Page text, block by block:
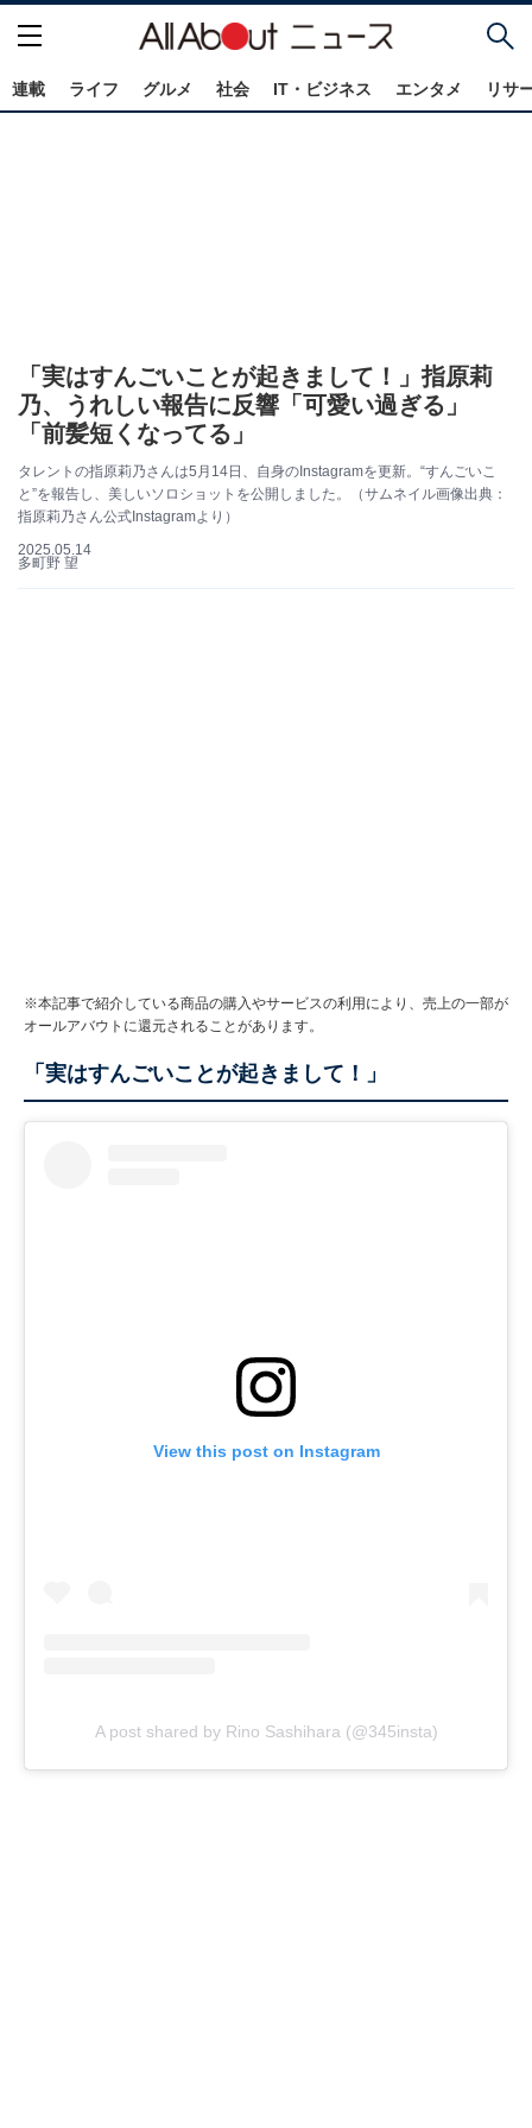
連載 ライフ グルメ 社会 IT・ビジネス エンタメ リサ
「実はすんごいことが起きまして！」指原莉
乃、うれしい報告に反響「可愛い過ぎる」
「前髪短くなってる」
タレントの指原莉乃さんは5月14日、自身のInstagramを更新。“すんごいこ
と”を報告し、美しいソロショットを公開しました。（サムネイル画像出典：
指原莉乃さん公式Instagramより）
2025.05.14
多町野 望
※本記事で紹介している商品の購入やサービスの利用により、売上の一部が
オールアバウトに還元されることがあります。
「実はすんごいことが起きまして！」
View this post on Instagram
A post shared by Rino Sashihara (@345insta)